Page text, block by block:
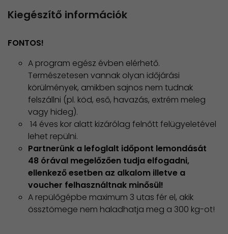
Kiegészítő információk
FONTOS!
A program egész évben elérhető.
Természetesen vannak olyan időjárási
körülmények, amikben sajnos nem tudnak
felszállni (pl. köd, eső, havazás, extrém meleg
vagy hideg).
14 éves kor alatt kizárólag felnőtt felügyeletével
lehet repülni.
Partnerünk a lefoglalt időpont lemondását
48 órával megelőzően tudja elfogadni,
ellenkező esetben az alkalom illetve a
voucher felhasználtnak minősül!
A repülőgépbe maximum 3 utas fér el, akik
össztömege nem haladhatja meg a 300 kg-ot!